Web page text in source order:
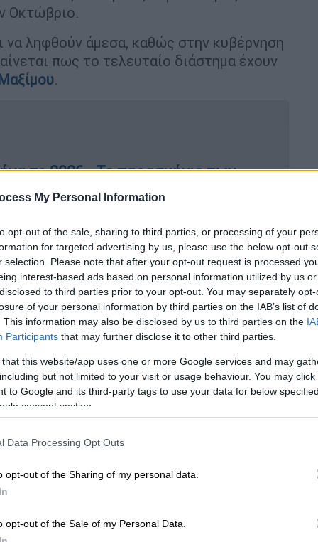
My Personal Information
opt-out of the sale, sharing to third parties, or processing of your
for targeted advertising by us, please use the below opt-out
selection. Please note that after your opt-out request is processed
interest-based ads based on personal information utilized by us
to third parties prior to your opt-out. You may separately
of your personal information by third parties on the IAB’s list of
This information may also be disclosed by us to third parties on the
Participants that may further disclose it to other third parties.
that this website/app uses one or more Google services and may
but not limited to your visit or usage behaviour. You may
to Google and its third-party tags to use your data for below
consent section.
Data Processing Opt Outs
opt-out of the Sharing of my personal data.
opt-out of the Sale of my Personal Data.
Οκτώβριο.
να ληφθούν άμεσα, καθώς στην κυβέρνηση
πως το τελευταίο διάστημα έχουν
.
το 2026 - Το παρασκήνιο των
το πρώτο Σαββατοκύριακο του
παραδοσιακή συνέντευξη στηΔιεθνή
ερώτηση. Εκεί θα πρέπει είτε να
(οπότε δεν μπορεί μετά από λίγες
να τις προαναγγείλει (λέγοντας πως
προς αυτή την κατεύθυνση).
λόγοι, για τους οποίους έχουν φουντώσει
μέτρων στη
να πάει σε εκλογές με ένα θετικό
των εκλογών το φθινόπωρο,
τα μέτρα δεν θα έχουν υλοποιηθεί
έχουν δει στην πράξη τις όποιες